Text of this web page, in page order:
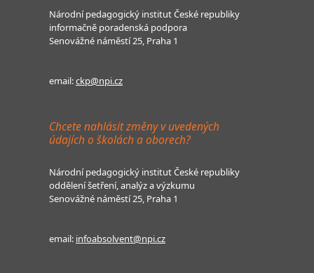
Národní pedagogický institut České republiky
informačně poradenská podpora
Senovážné náměstí 25, Praha 1
email:ckp@npi.cz
Chcete nahlásit změny v uvedených
údajích o školách a oborech?
Národní pedagogický institut České republiky
oddělení šetření, analýz a výzkumu
Senovážné náměstí 25, Praha 1
email: infoabsolvent@npi.cz